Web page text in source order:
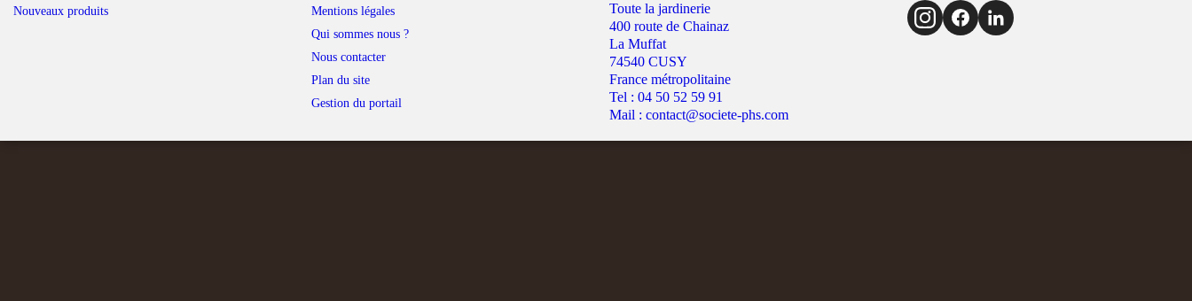
Nouveaux produits
Mentions légales
Qui sommes nous ?
Nous contacter
Plan du site
Gestion du portail
Toute la jardinerie
400 route de Chainaz
La Muffat
74540 CUSY
France métropolitaine
Tel : 04 50 52 59 91
Mail : contact@societe-phs.com